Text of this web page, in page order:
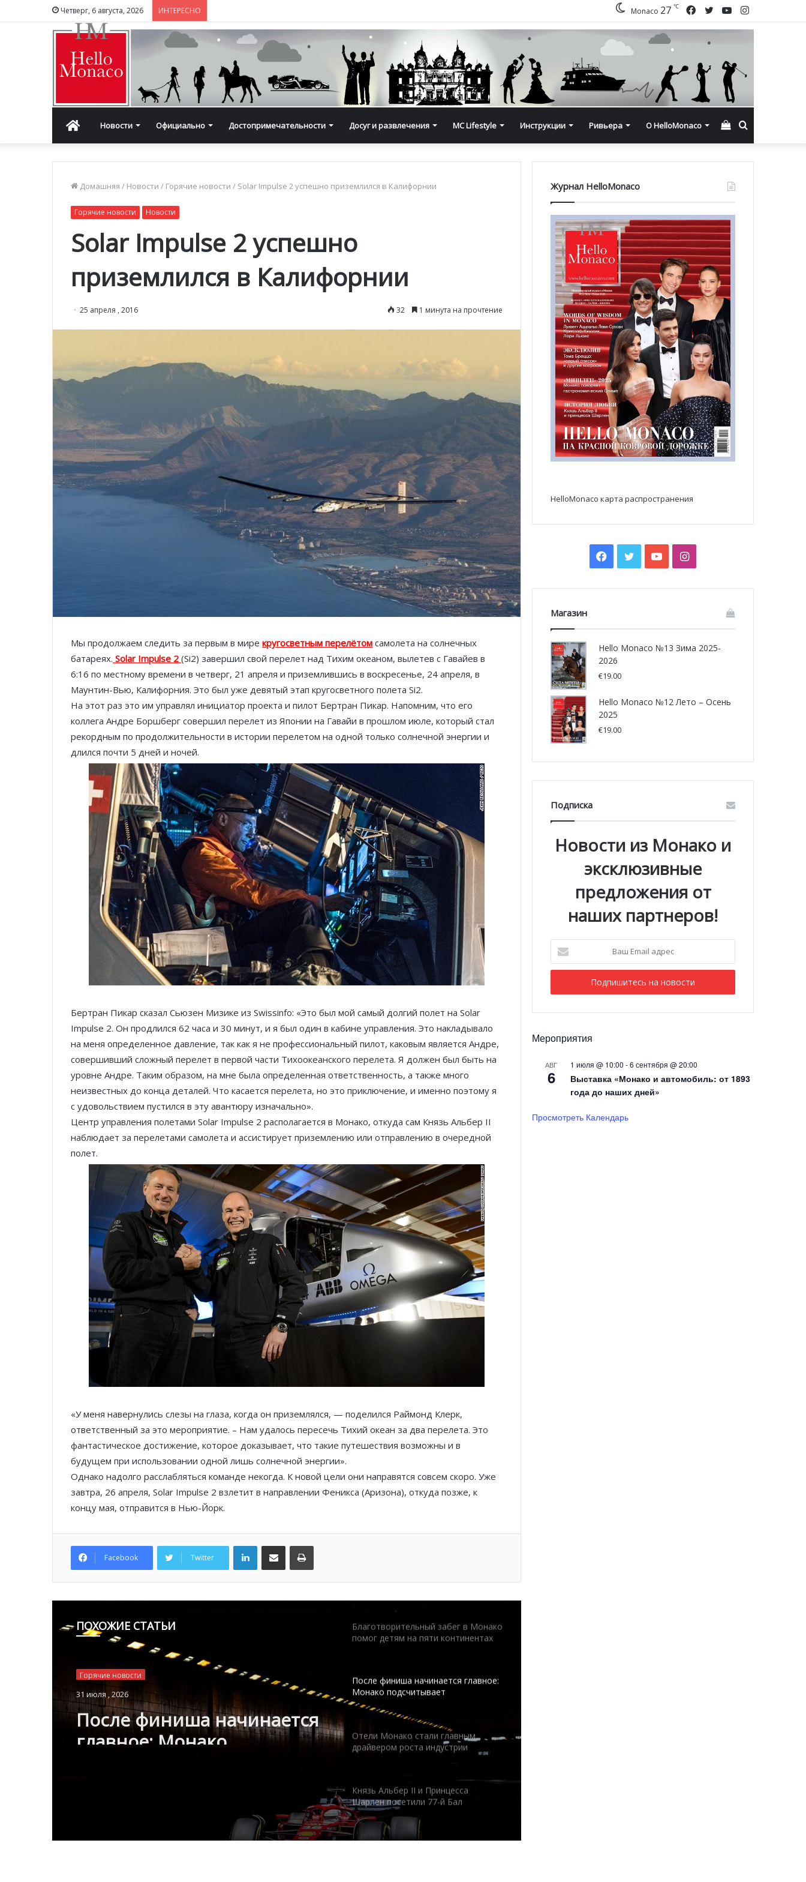
Четверг, 6 августа, 2026 ИНТЕРЕСНО Instagram
YouTube
Twitter
Facebook
Monaco 27 ℃
ГлавнаяНовости Официально Достопримечательности Досуг и развлечения MC Lifestyle Инструкции Ривьера О HelloMonaco Смотреть
корзину
Домашняя / Новости / Горячие новости / Solar Impulse 2 успешно приземлился в Калифорнии
Горячие новости Новости
Solar Impulse 2 успешно
приземлился в Калифорнии
25 апреля , 2016 32 1 минута на прочтение
Мы продолжаем следить за первым в мире кругосветным перелётом самолета на солнечных
батареях. Solar Impulse 2 (Si2) завершил свой перелет над Тихим океаном, вылетев с Гавайев в
6:16 по местному времени в четверг, 21 апреля и приземлившись в воскресенье, 24 апреля, в
Маунтин-Вью, Калифорния. Это был уже девятый этап кругосветного полета Si2.
На этот раз это им управлял инициатор проекта и пилот Бертран Пикар. Напомним, что его
коллега Андре Боршберг совершил перелет из Японии на Гавайи в прошлом июле, который стал
рекордным по продолжительности в истории перелетом на одной только солнечной энергии и
длился почти 5 дней и ночей.
Бертран Пикар сказал Сьюзен Мизике из Swissinfo: «Это был мой самый долгий полет на Solar
Impulse 2. Он продлился 62 часа и 30 минут, и я был один в кабине управления. Это накладывало
на меня определенное давление, так как я не профессиональный пилот, каковым является Андре,
совершивший сложный перелет в первой части Тихоокеанского перелета. Я должен был быть на
уровне Андре. Таким образом, на мне была определенная ответственность, а также много
неизвестных до конца деталей. Что касается перелета, но это приключение, и именно поэтому я
с удовольствием пустился в эту авантюру изначально».
Центр управления полетами Solar Impulse 2 располагается в Монако, откуда сам Князь Альбер II
наблюдает за перелетами самолета и ассистирует приземлению или отправлению в очередной
полет.
«У меня навернулись слезы на глаза, когда он приземлялся, — поделился Раймонд Клерк,
ответственный за это мероприятие. – Нам удалось пересечь Тихий океан за два перелета. Это
фантастическое достижение, которое доказывает, что такие путешествия возможны и в
будущем при использовании одной лишь солнечной энергии».
Однако надолго расслабляться команде некогда. К новой цели они направятся совсем скоро. Уже
завтра, 26 апреля, Solar Impulse 2 взлетит в направлении Феникса (Аризона), откуда позже, к
концу мая, отправится в Нью-Йорк.
Facebook Twitter
LinkedInПоделиться по электронной почте Распечатать
ПОХОЖИЕ СТАТЬИ
Горячие новости
31 июля , 2026
После финиша начинается
главное: Монако
Князь Альбер II и Принцесса
Шарлен посетили 77-й Бал
Красного Креста Монако
Шарль Леклер вновь в борьбе:
Ferrari набирает скорость перед
паузой
с драгоценностями на сумму свыше
€1 млн
FESTIVAL готовит вечер мирового
уровня на Лазурном Берегу
развития: что изменится в
Благотворительный забег в Монако
помог детям на пяти континентах
После финиша начинается главное:
Монако подсчитывает
экономическую ценность Гран-при
Формулы-1
Отели Монако стали главным
драйвером роста индустрии
Князь Альбер II и Принцесса
Шарлен посетили 77-й Бал
Красного Креста Монако
Журнал HelloMonaco
HelloMonaco карта распространения
Facebook
TwitterYouTubeInstagram
Магазин
Hello Monaco №13 Зима 2025-
2026
€19.00
Hello Monaco №12 Лето – Осень
2025
€19.00
Подписка
Новости из Монако и
эксклюзивные
предложения от
наших партнеров!
Email
адрес
Мероприятия
АВГ
6
1 июля @ 10:00 -6 сентября @ 20:00
Выставка «Монако и автомобиль: от 1893
года до наших дней»
Просмотреть Календарь